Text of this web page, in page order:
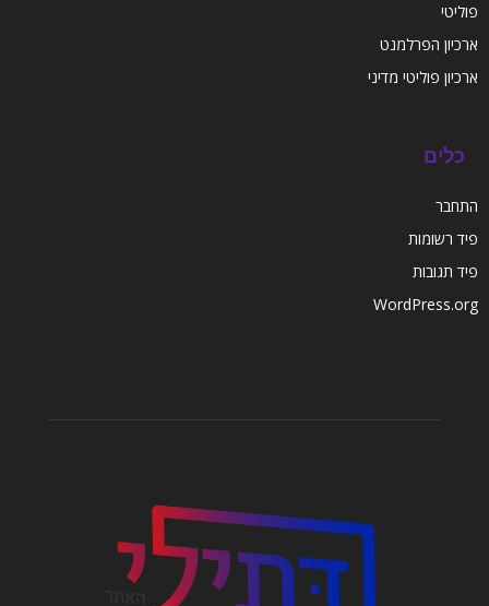
פוליטי
ארכיון הפרלמנט
ארכיון פוליטי מדיני
כלים
התחבר
פיד רשומות
פיד תגובות
WordPress.org